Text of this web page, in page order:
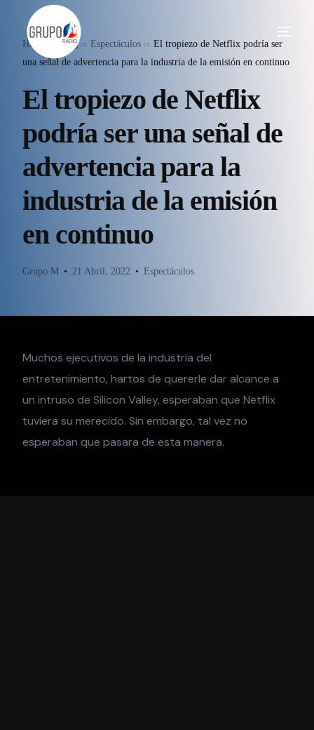
Home Blog Espectáculos
El tropiezo de Netflix podría ser
una señal de advertencia para la industria de la emisión en continuo
El tropiezo de Netflix
podría ser una señal de
advertencia para la
industria de la emisión
en continuo
Grupo M 21 Abril, 2022 Espectáculos
Muchos ejecutivos de la industria del
entretenimiento, hartos de quererle dar alcance a
un intruso de Silicon Valley, esperaban que Netflix
tuviera su merecido. Sin embargo, tal vez no
esperaban que pasara de esta manera.